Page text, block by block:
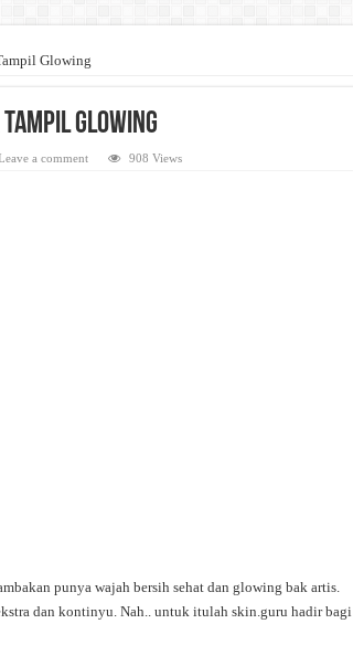
Glowing
Glowing
a comment 908 Views
punya wajah bersih sehat dan glowing bak artis.
dan kontinyu. Nah.. untuk itulah skin.guru hadir bagi